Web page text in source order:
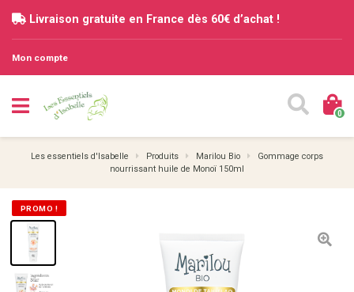
Livraison gratuite en France dès 60€ d’achat !
Mon compte
0
Les essentiels d'Isabelle Produits Marilou Bio
Gommage corps
nourrissant huile de Monoï 150ml
PROMO !